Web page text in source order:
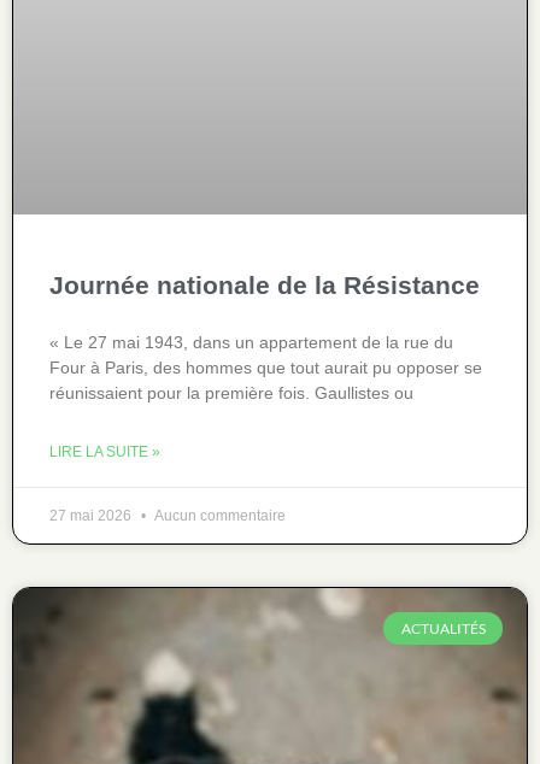
Journée nationale de la Résistance
« Le 27 mai 1943, dans un appartement de la rue du
Four à Paris, des hommes que tout aurait pu opposer se
réunissaient pour la première fois. Gaullistes ou
LIRE LA SUITE »
27 mai 2026 Aucun commentaire
ACTUALITÉS